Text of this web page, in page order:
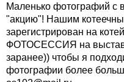
Маленько фотографий с
"акцию"! Нашим
зарегистрирован на
ФОТОСЕССИЯ на
заранее)) чтобы я
фотографии более